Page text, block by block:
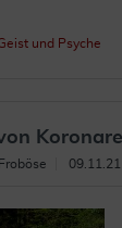
und Psyche